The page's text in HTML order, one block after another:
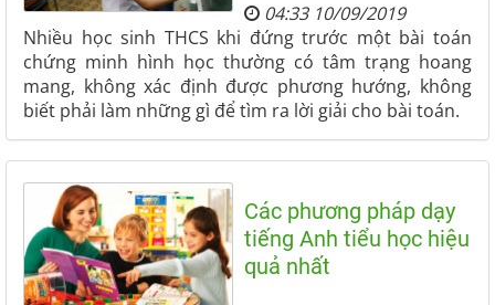
04:33 10/09/2019
Nhiều học sinh THCS khi đứng trước một bài toán
chứng minh hình học thường có tâm trạng hoang
mang, không xác định được phương hướng, không
biết phải làm những gì để tìm ra lời giải cho bài toán.
Các phương pháp dạy
tiếng Anh tiểu học hiệu
quả nhất